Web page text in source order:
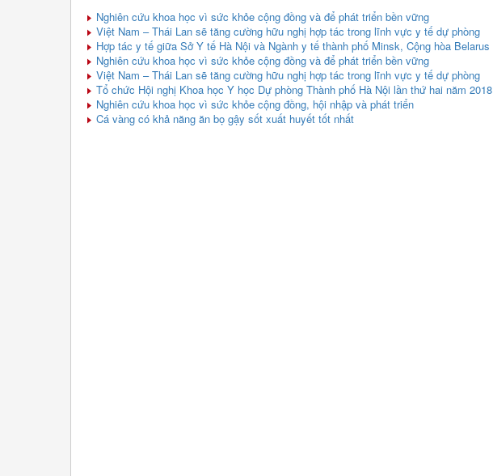
Nghiên cứu khoa học vì sức khỏe cộng đồng và để phát triển bền vững
Việt Nam – Thái Lan sẽ tăng cường hữu nghị hợp tác trong lĩnh vực y tế dự phòng
Hợp tác y tế giữa Sở Y tế Hà Nội và Ngành y tế thành phố Minsk, Cộng hòa Belarus
Nghiên cứu khoa học vì sức khỏe cộng đồng và để phát triển bền vững
Việt Nam – Thái Lan sẽ tăng cường hữu nghị hợp tác trong lĩnh vực y tế dự phòng
Tổ chức Hội nghị Khoa học Y học Dự phòng Thành phố Hà Nội lần thứ hai năm 2018
Nghiên cứu khoa học vì sức khỏe cộng đồng, hội nhập và phát triển
Cá vàng có khả năng ăn bọ gậy sốt xuất huyết tốt nhất